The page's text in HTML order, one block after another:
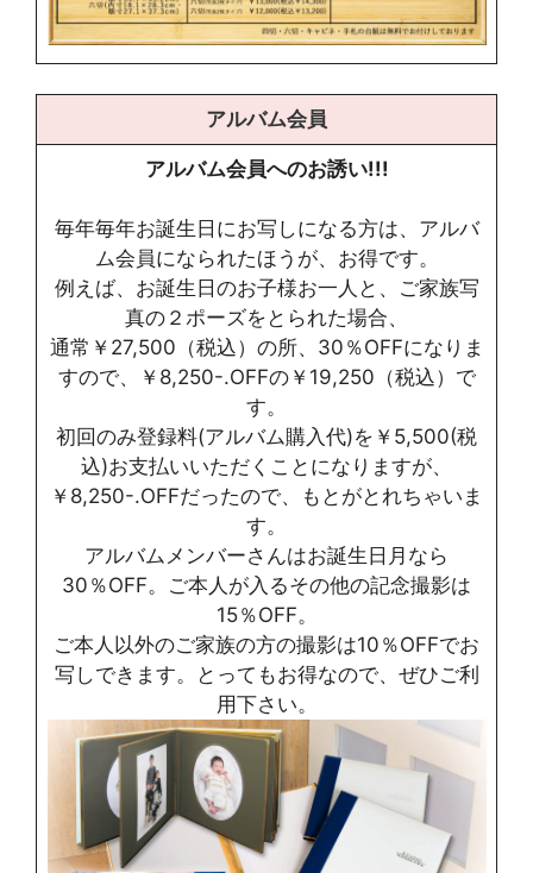
アルバム会員
アルバム会員へのお誘い!!!
毎年毎年お誕生日にお写しになる方は、アルバ
ム会員になられたほうが、お得です。
例えば、お誕生日のお子様お一人と、ご家族写
真の２ポーズをとられた場合、
通常￥27,500（税込）の所、30％OFFになりま
すので、￥8,250-.OFFの￥19,250（税込）で
す。
初回のみ登録料(アルバム購入代)を￥5,500(税
込)お支払いいただくことになりますが、
￥8,250-.OFFだったので、もとがとれちゃいま
す。
アルバムメンバーさんはお誕生日月なら
30％OFF。ご本人が入るその他の記念撮影は
15％OFF。
ご本人以外のご家族の方の撮影は10％OFFでお
写しできます。とってもお得なので、ぜひご利
用下さい。